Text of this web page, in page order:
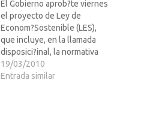
El Gobierno aprob?te viernes
el proyecto de Ley de
Econom?Sostenible (LES),
que incluye, en la llamada
disposici?inal, la normativa
conocida como 'Ley Sinde'
(en referencia a la titular de
19/03/2010
Entrada similar